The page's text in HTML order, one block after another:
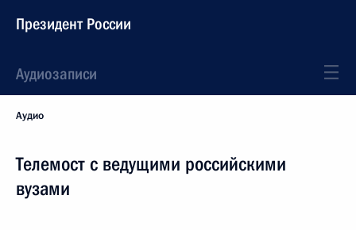
Президент России
Аудиозаписи
Аудио
Телемост с ведущими российскими
вузами